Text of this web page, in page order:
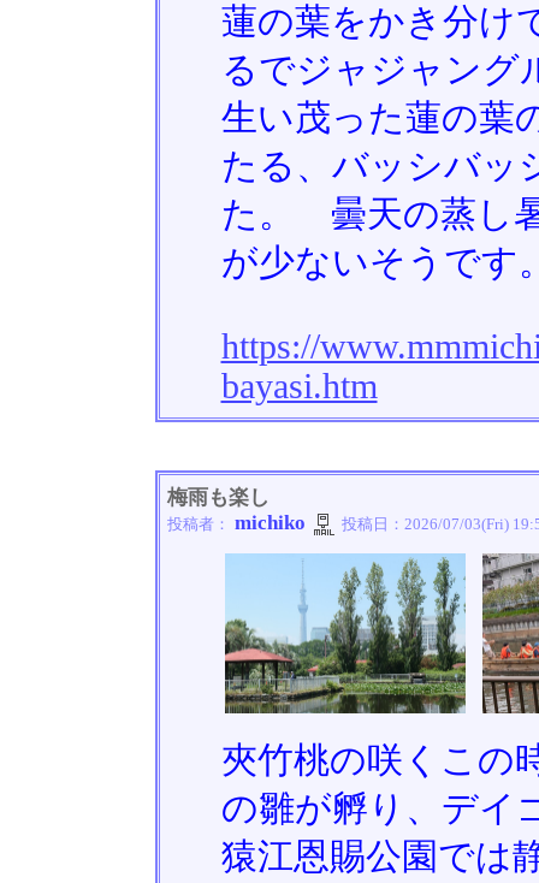
蓮の葉をかき分け
るでジャジャング
生い茂った蓮の葉
たる、バッシバッ
た。 曇天の蒸し
が少ないそうです
https://
bayasi.htm
梅雨も楽し
投稿者： michiko 投稿日： 2026/07/03(Fri)
夾竹桃の咲くこの
の雛が孵り、デイ
猿江恩賜公園では